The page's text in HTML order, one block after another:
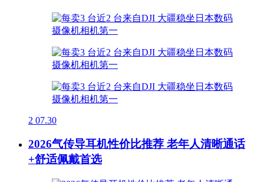
2 07.30
2026气传导耳机性价比推荐 老年人清晰通话
+舒适佩戴首选